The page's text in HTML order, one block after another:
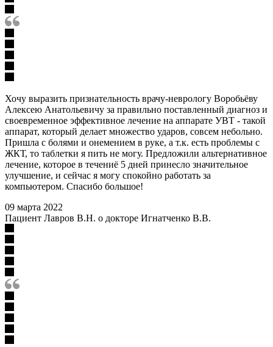
Хочу выразить признательность врачу-неврологу Воробьёву
Алексею Анатольевичу за правильно поставленный диагноз и
своевременное эффективное лечение на аппарате УВТ - такой
аппарат, который делает множество ударов, совсем небольно.
Пришла с болями и онемением в руке, а т.к. есть проблемы с
ЖКТ, то таблетки я пить не могу. Предложили альтернативное
лечение, которое в течениё 5 дней принесло значительное
улучшение, и сейчас я могу спокойно работать за
компьютером. Спасибо большое!
09 марта 2022
Пациент Лавров В.Н. о докторе Игнатченко В.В.